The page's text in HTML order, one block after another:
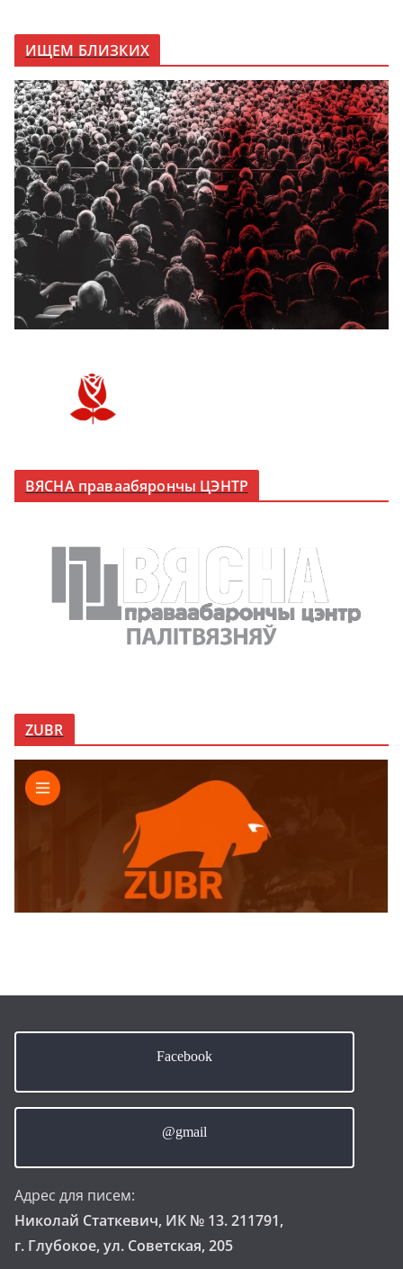
ИЩЕМ БЛИЗКИХ
ВЯСНА праваабярончы ЦЭНТР
ZUBR
Facebook
@gmail
Адрес для писем:
Николай Статкевич, ИК № 13. 211791,
г. Глубокое, ул. Советская, 205